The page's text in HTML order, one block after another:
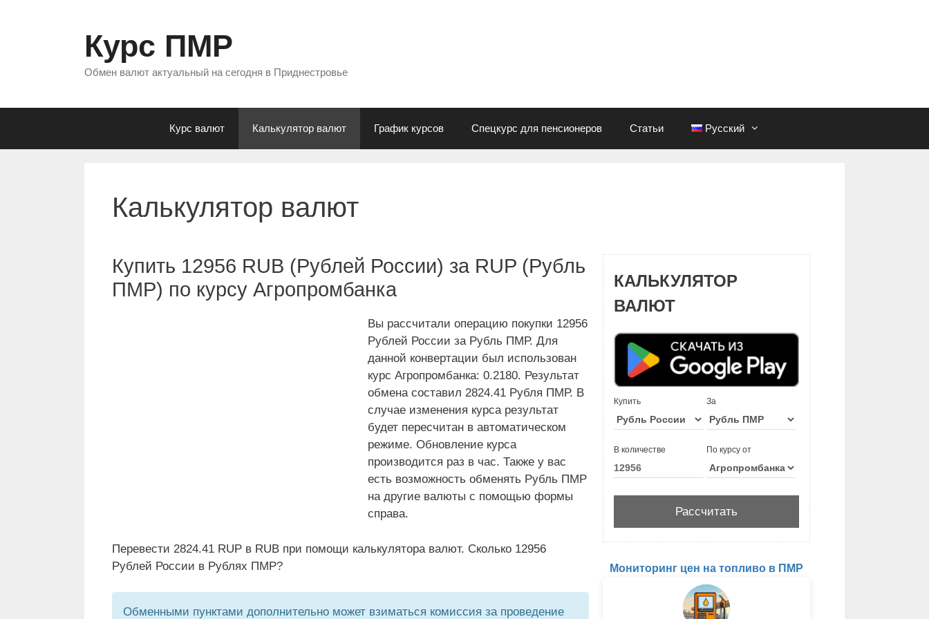
Курс ПМР
Обмен валют актуальный на сегодня в Приднестровье
Курс валют Калькулятор валют График курсов Спецкурс для пенсионеров Статьи Русский
Калькулятор валют
Купить 12956 RUB (Рублей России) за RUP (Рубль
ПМР) по курсу Агропромбанка
Вы рассчитали операцию покупки 12956
Рублей России за Рубль ПМР. Для
данной конвертации был использован
курс Агропромбанка: 0.2180. Результат
обмена составил 2824.41 Рубля ПМР. В
случае изменения курса результат
будет пересчитан в автоматическом
режиме. Обновление курса
производится раз в час. Также у вас
есть возможность обменять Рубль ПМР
на другие валюты с помощью формы
справа.
Перевести 2824.41 RUP в RUB при помощи калькулятора валют. Сколько 12956
Рублей России в Рублях ПМР?
Обменными пунктами дополнительно может взиматься комиссия за проведение
КАЛЬКУЛЯТОР
ВАЛЮТ
Купить За
В количестве По курсу от
Мониторинг цен на топливо в ПМР